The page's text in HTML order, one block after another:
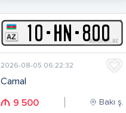
10-HN-800
2026-08-05 06:22:32
Camal
9 500 Bakı ş.